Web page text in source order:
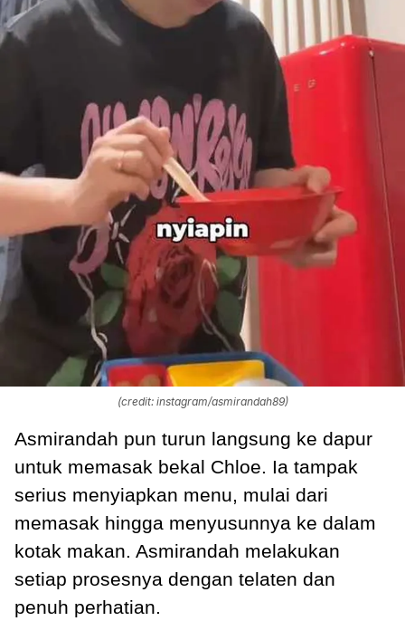
(credit: instagram/asmirandah89)
Asmirandah pun turun langsung ke dapur
untuk memasak bekal Chloe. Ia tampak
serius menyiapkan menu, mulai dari
memasak hingga menyusunnya ke dalam
kotak makan. Asmirandah melakukan
setiap prosesnya dengan telaten dan
penuh perhatian.